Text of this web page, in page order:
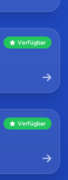
Verfügbar
Verfügbar